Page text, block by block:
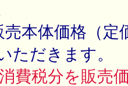
本体価格（定
ただきます。
費税分を販売